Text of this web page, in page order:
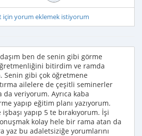
için yorum eklemek istiyorum
ben de senin gibi görme
bitirdim ve ramda
Senin gibi çok öğretmene
ailelere de çeşitli seminerler
veriyorum. Ayrıca kaba
yapıp eğitim planı yazıyorum.
yapıp 5 te bırakıyorum. İşi
kolay hele bir rama atan da
yaz bu adaletsiziğe yorumlarını